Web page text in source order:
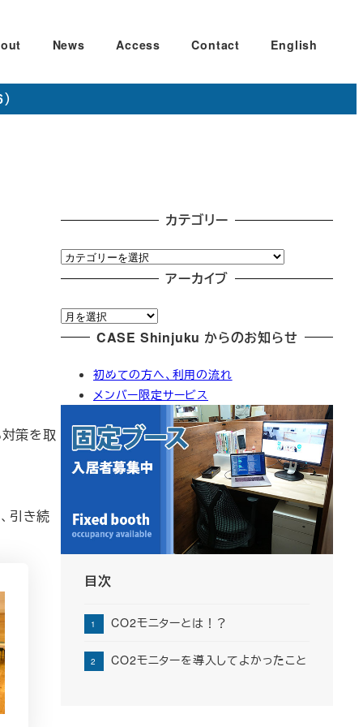
News Access Contact English
策を取
引き続
カテゴリー
カ
テ
リ
ー
アーカイブ
ア
ー
CASE Shinjuku からのお知らせ
初めての方へ、利用の流れ
メンバー限定サービス
目次
CO2モニターとは！？
CO2モニターを導入してよかったこと